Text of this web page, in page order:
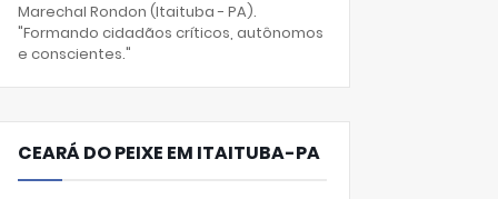
Marechal Rondon (Itaituba - PA).
"Formando cidadãos críticos, autônomos
e conscientes."
CEARÁ DO PEIXE EM ITAITUBA-PA